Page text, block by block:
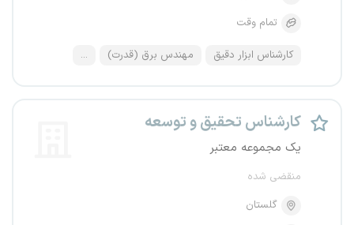
تمام وقت
کارشناس ابزار دقیق مهندس برق (قدرت) ...
کارشناس تحقیق و توسعه
یک مجموعه معتبر
منقضی شده
گلستان